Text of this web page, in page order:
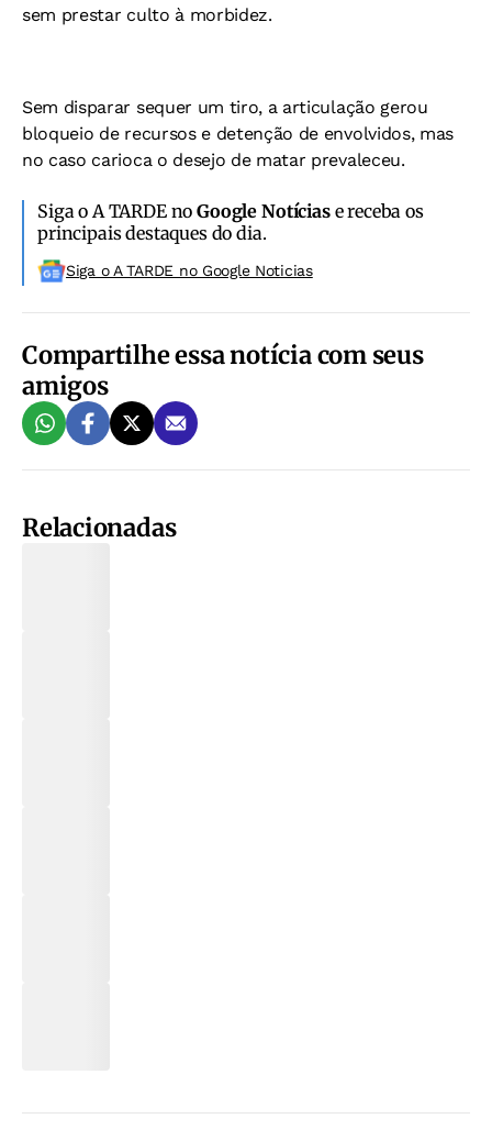
sem prestar culto à morbidez.
Sem disparar sequer um tiro, a articulação gerou
bloqueio de recursos e detenção de envolvidos, mas
no caso carioca o desejo de matar prevaleceu.
Siga o A TARDE noGoogle Notíciase receba os
principais destaques do dia.
Siga o A TARDE no Google Noticias
Compartilhe essa notícia com seus
amigos
Relacionadas